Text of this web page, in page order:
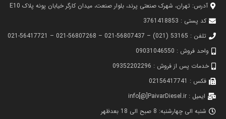
آدرس: تهران، شهرک صنعتی پرند، بلوار صنعت، میدان کارگر خیابان پونه پلاک E10
کد پستی : 3761418853
تلفن : 53165 (021) – 56807437-021 – 56807268-021 – 56417721-021
واحد فروش : 09031046550
خدمات پس از فروش : 09352202296
فکس : 02156417741
ایمیل : info[@]PaivarDiesel.ir
شنبه الی چهارشنبه: 8 صبح الی 18 بعدظهر